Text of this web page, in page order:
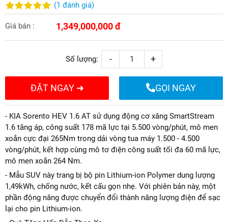
(1 đánh giá)
Giá bán : 1,349,000,000 đ
Số lượng: - +
ĐẶT NGAY ➜ GỌI NGAY
- KIA Sorento HEV 1.6 AT sử dụng động cơ xăng SmartStream
1.6 tăng áp, công suất 178 mã lực tại 5.500 vòng/phút, mô men
xoắn cực đại 265Nm trong dải vòng tua máy 1.500 - 4.500
vòng/phút, kết hợp cùng mô tơ điện công suất tối đa 60 mã lực,
mô men xoắn 264 Nm.
- Mẫu SUV này trang bị bộ pin Lithium-ion Polymer dung lượng
1,49kWh, chống nước, kết cấu gọn nhẹ. Với phiên bản này, một
phần động năng được chuyển đổi thành năng lượng điện để sạc
lại cho pin Lithium-ion.